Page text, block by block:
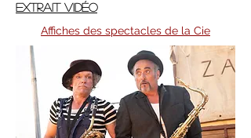
Extrait vidéo
Affiches des spectacles de la Cie